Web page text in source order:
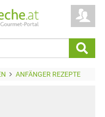
ANFÄNGER REZEPTE